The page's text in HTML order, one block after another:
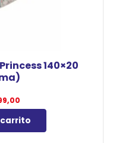
140×20